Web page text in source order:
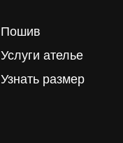
Пошив
Услуги ателье
Узнать размер